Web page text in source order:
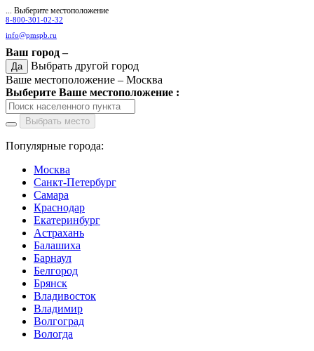
... Выберите местоположение
8-800-301-02-32
info@pmspb.ru
Ваш город –
Да
Выбрать другой город
Ваше местоположение – Москва
Выберите Ваше местоположение :
Выбрать место
Популярные города:
Москва
Санкт-Петербург
Самара
Краснодар
Екатеринбург
Астрахань
Балашиха
Барнаул
Белгород
Брянск
Владивосток
Владимир
Волгоград
Вологда